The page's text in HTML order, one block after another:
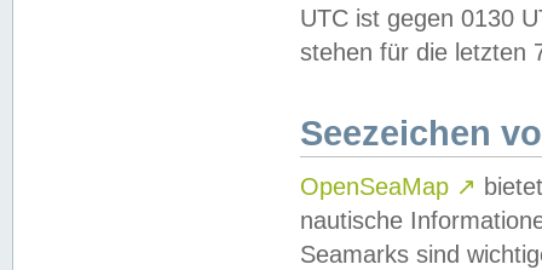
UTC ist gegen 0130
stehen für die letzten
Seezeichen
OpenSeaMap ↗
nautische
Seamarks sind